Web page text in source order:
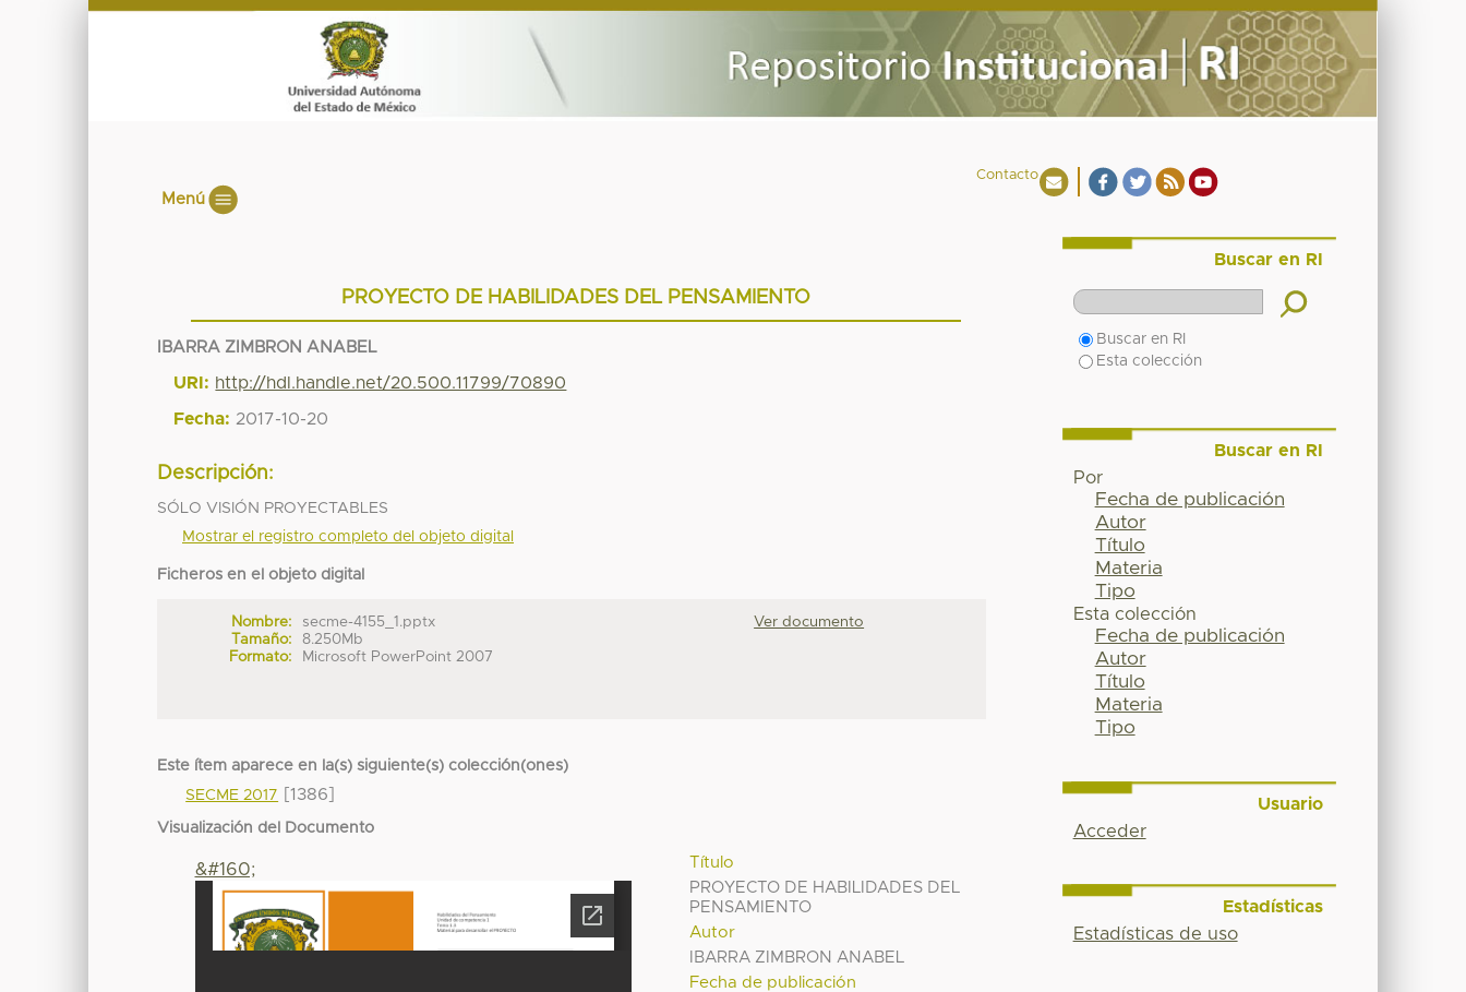
Contacto
Menú
PROYECTO DE HABILIDADES DEL PENSAMIENTO
IBARRA ZIMBRON ANABEL
URI: http://hdl.handle.net/20.500.11799/70890
Fecha: 2017-10-20
Descripción:
SÓLO VISIÓN PROYECTABLES
Mostrar el registro completo del objeto digital
Ficheros en el objeto digital
Nombre:
secme-4155_1.pptx
Tamaño:
8.250Mb
Formato:
Microsoft PowerPoint 2007
Ver documento
Este ítem aparece en la(s) siguiente(s) colección(ones)
SECME 2017
[1386]
Visualización del Documento
Título
PROYECTO DE HABILIDADES DEL
PENSAMIENTO
Autor
IBARRA ZIMBRON ANABEL
Fecha de publicación
&#160;
Buscar en RI
Buscar en RI
Esta colección
Buscar en RI
Por
Fecha de publicación
Autor
Título
Materia
Tipo
Esta colección
Fecha de publicación
Autor
Título
Materia
Tipo
Usuario
Acceder
Estadísticas
Estadísticas de uso